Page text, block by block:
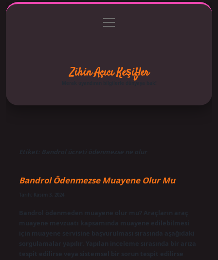
Gizlilik Politikası
menüyü
aç
Zihin Açıcı Keşifler
Merak uyandıran bilgilerle dünyaya bak!
Etiket: Bandrol ücreti ödenmezse ne olur
Bandrol Ödenmezse Muayene Olur Mu
Bandrol ödenmeden muayene olur mu? Araçların araç
muayene mevzuatı kapsamında muayene edilebilmesi
için muayene servisine başvurulması sırasında aşağıdaki
sorgulamalar yapılır. Yapılan inceleme sırasında bir arıza
tespit edilirse veya sistemsel bir sorun tespit edilirse